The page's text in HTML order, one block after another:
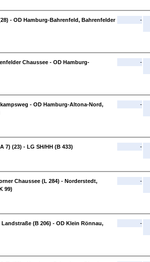
- OD Hamburg-Bahrenfeld, Bahrenfelder
-
Chaussee - OD Hamburg-
-
- OD Hamburg-Altona-Nord,
-
7) (23) - LG SH/HH (B 433)
-
Chaussee (L 284) - Norderstedt,
99)
-
(B 206) - OD Klein Rönnau,
-